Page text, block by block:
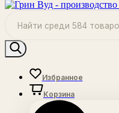
Избранное
Корзина